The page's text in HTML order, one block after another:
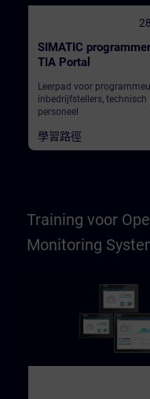
SIMATIC
TIA Portal
Leerpad voor
inbedrijfstellers, technisch
personeel
學習路徑
Training voor
Monitoring